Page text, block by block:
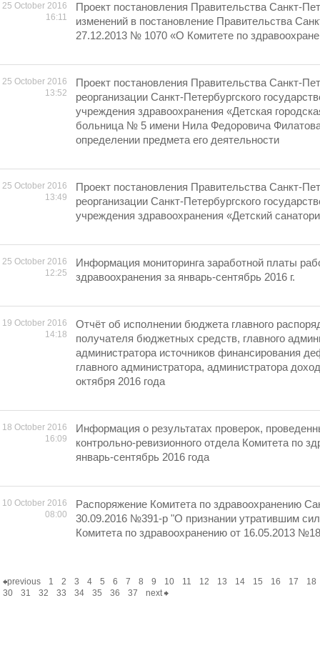
25 October 2016
16:11
Проект постановления Правительства Санкт-
изменений в постановление Правительства
27.12.2013 № 1070 «О Комитете по
25 October 2016
13:52
Проект постановления Правительства Санкт-
реорганизации Санкт-Петербургского
учреждения здравоохранения «Детская
больница № 5 имени Нила Федоровича
определении предмета его деятельности
25 October 2016
13:49
Проект постановления Правительства Санкт-
реорганизации Санкт-Петербургского
учреждения здравоохранения «Детский
25 October 2016
12:25
Информация мониторинга заработной платы
здравоохранения за январь-сентябрь 2016 г.
19 October 2016
14:18
Отчёт об исполнении бюджета главного
получателя бюджетных средств, главного
администратора источников финансирования
главного администратора, администратора
октября 2016 года
18 October 2016
16:09
Информация о результатах проверок,
контрольно-ревизионного отдела Комитета по
январь-сентябрь 2016 года
10 October 2016
08:00
Распоряжение Комитета по здравоохранению
30.09.2016 №391-р "О признании утратившим
Комитета по здравоохранению от 16.05.2013
previous 1 2 3 4 5 6 7 8 9 10 11 12 13 14 15 16 17
18
30
31 32 33 34 35 36 37 next